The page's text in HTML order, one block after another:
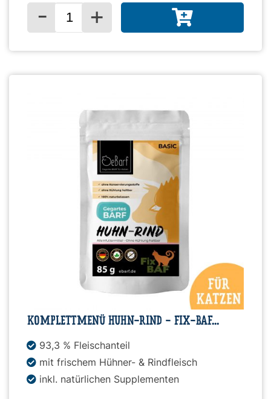
- +
KOMPLETTMENÜ HUHN-RIND - FIX-BAF...
93,3 % Fleischanteil
mit frischem Hühner- & Rindfleisch
inkl. natürlichen Supplementen